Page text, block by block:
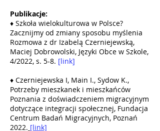
Publikacje:
♦ Szkoła wielokulturowa w Polsce?
Zacznijmy od zmiany sposobu myślenia
Rozmowa z dr Izabelą Czerniejewską,
Maciej Dobrowolski, Języki Obce w Szkole,
4/2022, s. 5-8. [link]
♦ Czerniejewska I, Main I., Sydow K.,
Potrzeby mieszkanek i mieszkańców
Poznania z doświadczeniem migracyjnym
dotyczące integracji społecznej, Fundacja
Centrum Badań Migracyjnych, Poznań
2022. [link]